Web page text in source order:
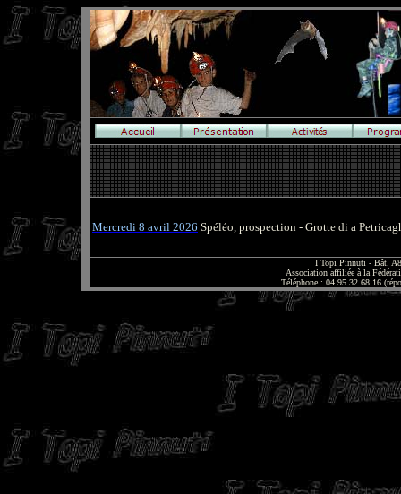
Mercredi 8 avril 2026 Spéléo, prospection - Grotte di a
I Topi Pinnuti - Bât.
Association affiliée à la
Téléphone : 04 95 32 68 16